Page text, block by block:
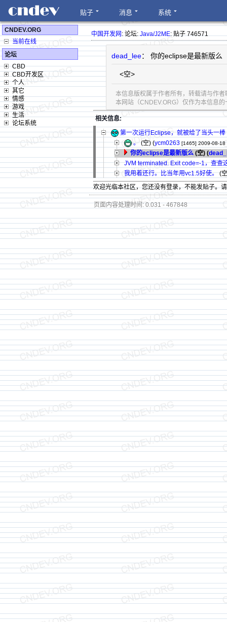
贴子 消息 系统
CNDEV.ORG
当前在线
论坛
CBD
CBD开发区
个人
其它
情感
游戏
生活
论坛系统
中国开发网: 论坛:Java/J2ME: 贴子 746571
dead_lee： 你的eclipse是最新版么
<空>
本信息版权属于作者所有，转载请与作
本网站（CNDEV.ORG）仅作为本信息
相关信息:
第一次运行Eclipse，就被给了当头一棒
。(空) (ycm0263 [1465] 2009-08-18
你的eclipse是最新版么 (空) (
JVM terminated. Exit code=-1，查查
我用着还行。比当年用vc1.5好使。(
欢迎光临本社区，您还没有登录，不能发贴子。
页面内容处理时间: 0.031 - 467848